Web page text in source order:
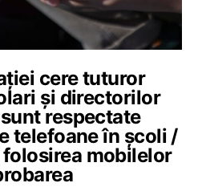
cere tuturor
și directorilor
respectate
telefoane în școli /
folosirea mobilelor